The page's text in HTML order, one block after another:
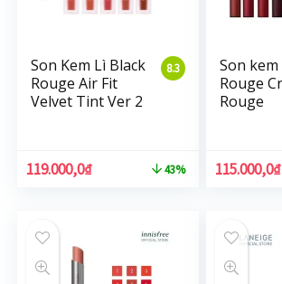
8.3
Son Kem Lì Black
Rouge Air Fit
Velvet Tint Ver 2
119.000,0₫ 43%
Son
Rouge
Rouge
115.000,0₫